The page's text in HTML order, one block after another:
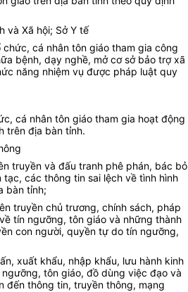
và Xã hội; Sở Y tế
cá nhân tôn giáo tham gia công
bệnh, dạy nghề, mở cơ sở bảo trợ xã
năng nhiệm vụ được pháp luật quy
cá nhân tôn giáo tham gia hoạt động
trên địa bàn tỉnh.
truyền và đấu tranh phê phán, bác bỏ
các thông tin sai lệch về tình hình
bàn tỉnh;
truyền chủ trương, chính sách, pháp
tín ngưỡng, tôn giáo và những thành
con người, quyền tự do tín ngưỡng,
xuất khẩu, nhập khẩu, lưu hành kinh
tôn giáo, đồ dùng việc đạo và
đến thông tin, truyền thông, mạng